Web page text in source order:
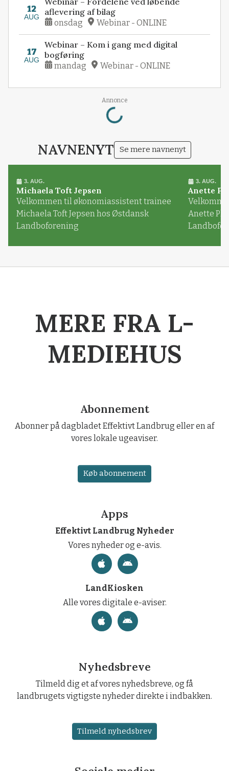
12
AUG
aflevering af bilag
onsdag Webinar - ONLINE
17
AUG
Webinar – Kom i gang med digital
bogføring
mandag Webinar - ONLINE
Annonce
Loading...
NAVNENYT Se mere navnenyt
3. AUG.
Michaela Toft Jepsen
Velkommen til økonomiassistent trainee
Michaela Toft Jepsen hos Østdansk
Landboforening
3. AUG.
Anette
Anette
MERE FRA L-
MEDIEHUS
Abonnement
Abonner på dagbladet Effektivt Landbrug eller en af
vores lokale ugeaviser.
Køb abonnement
Apps
Effektivt Landbrug Nyheder
Vores nyheder og e-avis.
LandKiosken
Alle vores digitale e-aviser.
Nyhedsbreve
Tilmeld dig et af vores nyhedsbreve, og få
landbrugets vigtigste nyheder direkte i indbakken.
Tilmeld nyhedsbrev